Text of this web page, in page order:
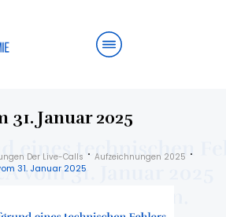
31. Januar 2025
Der Live-Calls
Aufzeichnungen 2025
31. Januar 2025